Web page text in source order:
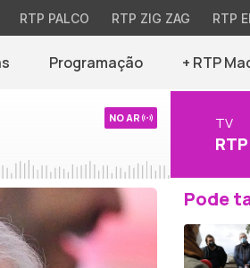
RTP PALCO RTP ZIG ZAG RTP
Programação + RTP
NO AR TV
Pode